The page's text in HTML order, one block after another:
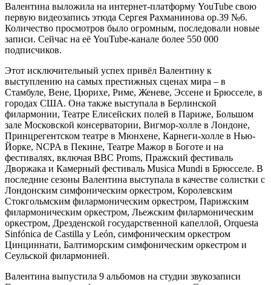
Валентина выложила на интернет-платформу YouTube свою
первую видеозапись этюда Сергея Рахманинова op.39 №6.
Количество просмотров было огромным, последовали новые
записи. Сейчас на её YouTube-канале более 550 000
подписчиков.
Этот исключительный успех привёл Валентину к
выступлению на самых престижных сценах мира – в
Стамбуле, Вене, Цюрихе, Риме, Женеве, Эссене и Брюсселе, в
городах США. Она также выступала в Берлинской
филармонии, Театре Елисейских полей в Париже, Большом
зале Московской консерватории, Вигмор-холле в Лондоне,
Принцрегентском театре в Мюнхене, Карнеги-холле в Нью-
Йорке, NCPA в Пекине, Театре Мажор в Боготе и на
фестивалях, включая BBC Proms, Пражский фестиваль
Дворжака и Камерный фестиваль Musica Mundi в Брюсселе. В
последние сезоны Валентина выступала в качестве солистки с
Лондонским симфоническим оркестром, Королевским
Стокгольмским филармоническим оркестром, Парижским
филармоническим оркестром, Льежским филармоническим
оркестром, Дрезденской государственной капеллой, Orquesta
Sinfónica de Castilla y León, симфоническим оркестром
Цинциннати, Балтиморским симфоническим оркестром и
Сеульской филармонией.
Валентина выпустила 9 альбомов на студии звукозаписи